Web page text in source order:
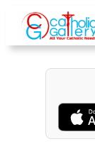
content